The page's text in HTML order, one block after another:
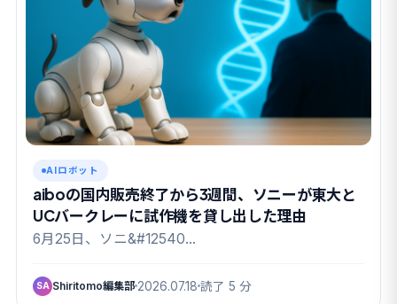
AIロボット
aiboの国内販売終了から3週間、ソニーが東大と
UCバークレーに試作機を貸し出した理由
6月25日、ソニ&#12540…
SA Shiritomo編集部 2026.07.18 読了 5 分